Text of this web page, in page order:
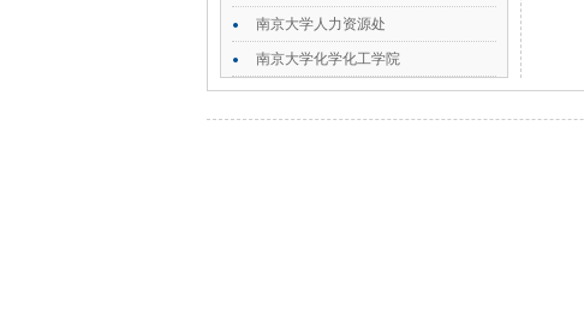
南京大学人力资源处
南京大学化学化工学院